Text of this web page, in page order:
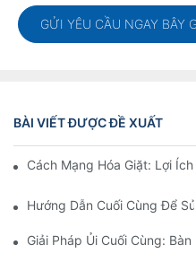
GỬI YÊU CẦU NGAY BÂY
BÀI VIẾT ĐƯỢC ĐỀ XUẤT
Cách Mạng Hóa Giặt: Lợi
Hướng Dẫn Cuối Cùng Để
Giải Pháp Ủi Cuối Cùng: